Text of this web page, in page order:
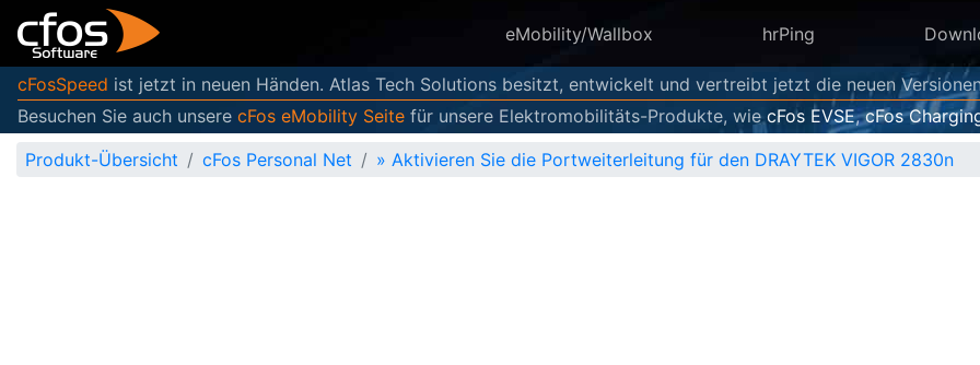
eMobility/Wallbox hrPing
cFosSpeed ist jetzt in neuen Händen. Atlas Tech Solutions besitzt, entwickelt und vertreibt jetzt die neuen
Besuchen Sie auch unsere cFos eMobility Seite für unsere Elektromobilitäts-Produkte, wiecFos EVSE,cFos
Produkt-Übersicht
cFos Personal Net » Aktivieren Sie die Portweiterleitung für den DRAYTEK VIGOR 2830n